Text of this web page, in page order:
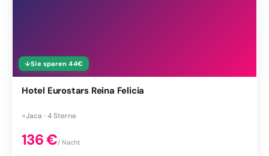
↓Sie sparen 44€
Hotel Eurostars Reina Felicia
●Jaca · 4 Sterne
136€/ Nacht